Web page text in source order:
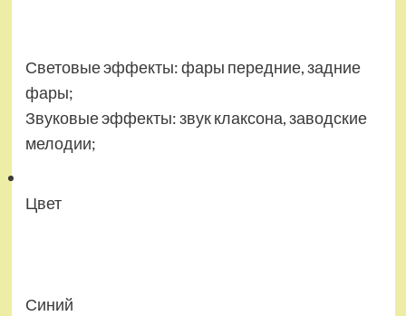
Световые эффекты: фары передние, задние
фары;
Звуковые эффекты: звук клаксона, заводские
мелодии;
Цвет
Синий